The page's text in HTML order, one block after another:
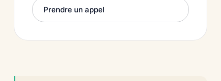
Prendre un appel